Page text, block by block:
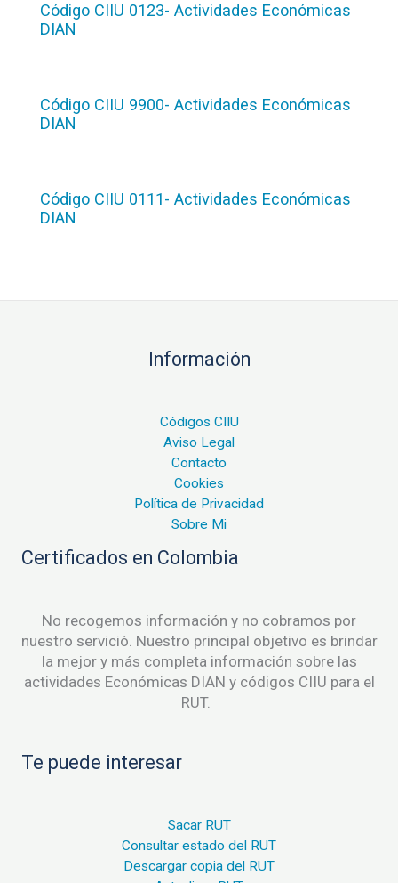
Código CIIU 0123- Actividades Económicas
DIAN
Código CIIU 9900- Actividades Económicas
DIAN
Código CIIU 0111- Actividades Económicas
DIAN
Información
Códigos CIIU
Aviso Legal
Contacto
Cookies
Política de Privacidad
Sobre Mi
Certificados en Colombia
No recogemos información y no cobramos por
nuestro servició. Nuestro principal objetivo es brindar
la mejor y más completa información sobre las
actividades Económicas DIAN y códigos CIIU para el
RUT.
Te puede interesar
Sacar RUT
Consultar estado del RUT
Descargar copia del RUT